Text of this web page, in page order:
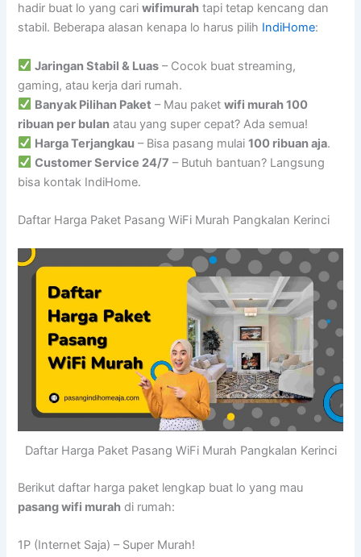
hadir buat lo yang cariwifimurah tapi tetap kencang dan
stabil. Beberapa alasan kenapa lo harus pilih IndiHome:
Jaringan Stabil & Luas – Cocok buat streaming,
gaming, atau kerja dari rumah.
Banyak Pilihan Paket – Mau paketwifi murah 100
ribuan per bulan atau yang super cepat? Ada semua!
Harga Terjangkau – Bisa pasang mulai100 ribuan aja.
Customer Service 24/7 – Butuh bantuan? Langsung
bisa kontak IndiHome.
Daftar Harga Paket Pasang WiFi Murah Pangkalan Kerinci
Daftar Harga Paket Pasang WiFi Murah Pangkalan Kerinci
Berikut daftar harga paket lengkap buat lo yang mau
pasang wifi murah di rumah:
1P (Internet Saja) – Super Murah!